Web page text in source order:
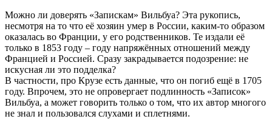
Можно ли доверять «Запискам» Вильбуа? Эта рукопись,
несмотря на то что её хозяин умер в России, каким-то образом
оказалась во Франции, у его родственников. Те издали её
только в 1853 году – году напряжённых отношений между
Францией и Россией. Сразу закрадывается подозрение: не
искусная ли это подделка?
В частности, про Крузе есть данные, что он погиб ещё в 1705
году. Впрочем, это не опровергает подлинность «Записок»
Вильбуа, а может говорить только о том, что их автор многого
не знал и пользовался слухами и сплетнями.